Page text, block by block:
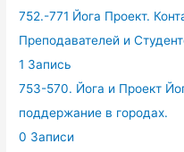
752.-771 Йога Проект.
Преподавателей и
1 Запись
753-570. Йога и Проект
поддержание в городах.
0 Записи